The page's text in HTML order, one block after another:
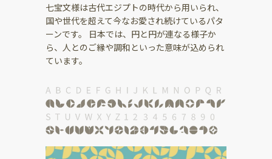
七宝文様は古代エジプトの時代から用いられ、
国や世代を超えて今なお愛され続けているパタ
ーンです。 日本では、円と円が連なる様子か
ら、人とのご縁や調和といった意味が込められ
ています。